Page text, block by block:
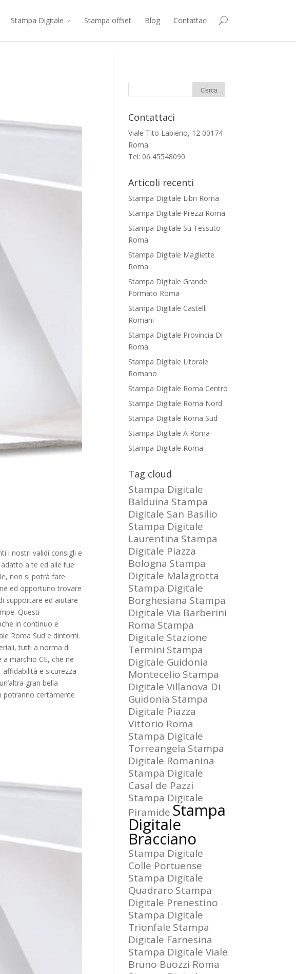
Stampa Digitale Stampa offset Blog Contattaci
i nostri validi consigli e
a te ed alle tue
non si potrà fare
ed opportuno trovare
supportare ed aiutare
Questi
in continuo e
Roma Sud e dintorni.
tutti a norma di
marchio CE, che ne
e sicurezza
gran bella
potranno certamente
Contattaci
Viale Tito Labieno, 12 00174
Roma
Tel: 06 45548090
Articoli recenti
Stampa Digitale Libri Roma
Stampa Digitale Prezzi Roma
Stampa Digitale Su Tessuto
Roma
Stampa Digitale Magliette
Roma
Stampa Digitale Grande
Formato Roma
Stampa Digitale Castelli
Romani
Stampa Digitale Provincia Di
Roma
Stampa Digitale Litorale
Romano
Stampa Digitale Roma Centro
Stampa Digitale Roma Nord
Stampa Digitale Roma Sud
Stampa Digitale A Roma
Stampa Digitale Roma
Tag cloud
Stampa Digitale
Balduina Stampa
Digitale San Basilio
Stampa Digitale
Laurentina Stampa
Digitale Piazza
Bologna Stampa
Digitale Malagrotta
Stampa Digitale
Borghesiana Stampa
Digitale Via Barberini
Roma Stampa
Digitale Stazione
Termini Stampa
Digitale Guidonia
Montecelio Stampa
Digitale Villanova Di
Guidonia Stampa
Digitale Piazza
Vittorio Roma
Stampa Digitale
Torreangela Stampa
Digitale Romanina
Stampa Digitale
Casal de Pazzi
Stampa Digitale
Piramide Stampa
Digitale
Bracciano
Stampa Digitale
Colle Portuense
Stampa Digitale
Quadraro Stampa
Digitale Prenestino
Stampa Digitale
Trionfale Stampa
Digitale Farnesina
Stampa Digitale Viale
Bruno Buozzi Roma
navigazione acconsenti all’utilizzo di cookie.